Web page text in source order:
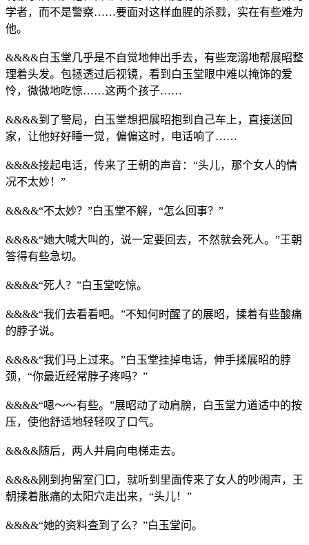
学者，而不是警察……要面对这样血腥的杀戮，实在有些难为
他。
&&&&白玉堂几乎是不自觉地伸出手去，有些宠溺地帮展昭整
理着头发。包拯透过后视镜，看到白玉堂眼中难以掩饰的爱
怜，微微地吃惊……这两个孩子……
&&&&到了警局，白玉堂想把展昭抱到自己车上，直接送回
家，让他好好睡一觉，偏偏这时，电话响了……
&&&&接起电话，传来了王朝的声音：“头儿，那个女人的情
况不太妙！”
&&&&“不太妙？”白玉堂不解，“怎么回事？”
&&&&“她大喊大叫的，说一定要回去，不然就会死人。”王朝
答得有些急切。
&&&&“死人？”白玉堂吃惊。
&&&&“我们去看看吧。”不知何时醒了的展昭，揉着有些酸痛
的脖子说。
&&&&“我们马上过来。”白玉堂挂掉电话，伸手揉展昭的脖
颈，“你最近经常脖子疼吗？”
&&&&“嗯～～有些。”展昭动了动肩膀，白玉堂力道适中的按
压，使他舒适地轻轻叹了口气。
&&&&随后，两人并肩向电梯走去。
&&&&刚到拘留室门口，就听到里面传来了女人的吵闹声，王
朝揉着胀痛的太阳穴走出来，“头儿！”
&&&&“她的资料查到了么？”白玉堂问。